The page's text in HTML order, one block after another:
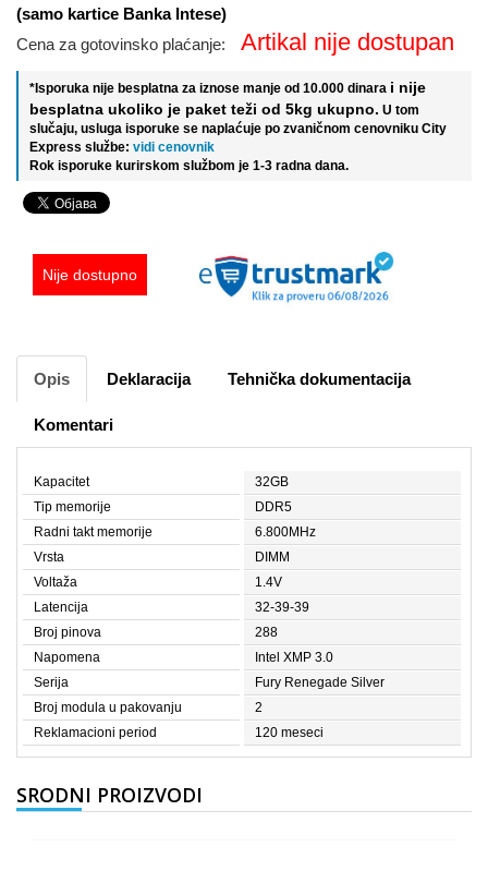
(samo kartice Banka Intese)
Cena za gotovinsko plaćanje:
Artikal nije dostupan
*Isporuka nije besplatna za iznose manje od 10.000 dinara i nije
besplatna ukoliko je paket teži od 5kg ukupno. U tom
slučaju, usluga isporuke se naplaćuje po zvaničnom cenovniku City
Express službe: vidi cenovnik
Rok isporuke kurirskom službom je 1-3 radna dana.
Nije dostupno
Opis Deklaracija Tehnička dokumentacija
Komentari
Kapacitet
32GB
Tip memorije
DDR5
Radni takt memorije
6.800MHz
Vrsta
DIMM
Voltaža
1.4V
Latencija
32-39-39
Broj pinova
288
Napomena
Intel XMP 3.0
Serija
Fury Renegade Silver
Broj modula u pakovanju
2
Reklamacioni period
120 meseci
SRODNI PROIZVODI